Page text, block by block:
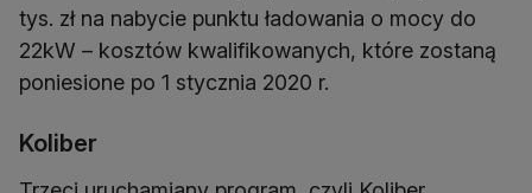
tys. zł na nabycie punktu ładowania o mocy do
22kW – kosztów kwalifikowanych, które zostaną
poniesione po 1 stycznia 2020 r.
Koliber